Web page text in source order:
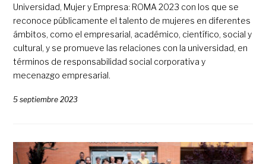
Universidad, Mujer y Empresa: ROMA 2023 con los que se
reconoce públicamente el talento de mujeres en diferentes
ámbitos, como el empresarial, académico, científico, social y
cultural, y se promueve las relaciones con la universidad, en
términos de responsabilidad social corporativa y
mecenazgo empresarial.
5 septiembre 2023